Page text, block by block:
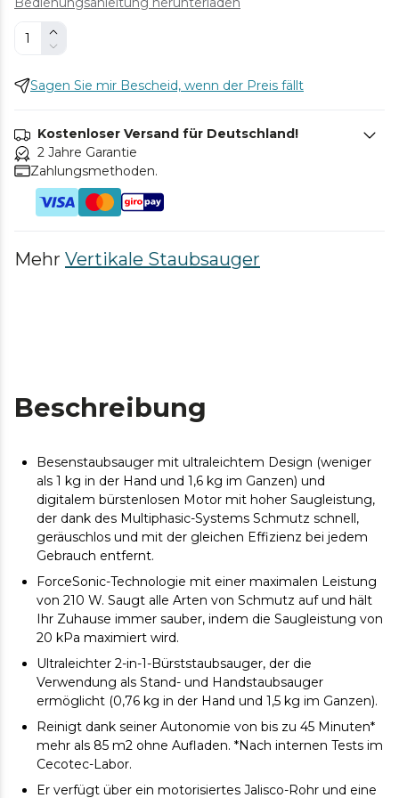
Sagen Sie mir Bescheid, wenn der Preis fällt
Kostenloser Versand für Deutschland!
2 Jahre Garantie
Zahlungsmethoden.
Mehr Vertikale Staubsauger
Beschreibung
Besenstaubsauger mit ultraleichtem Design (weniger
als 1 kg in der Hand und 1,6 kg im Ganzen) und
digitalem bürstenlosen Motor mit hoher Saugleistung,
der dank des Multiphasic-Systems Schmutz schnell,
geräuschlos und mit der gleichen Effizienz bei jedem
Gebrauch entfernt.
ForceSonic-Technologie mit einer maximalen Leistung
von 210 W. Saugt alle Arten von Schmutz auf und hält
Ihr Zuhause immer sauber, indem die Saugleistung von
20 kPa maximiert wird.
Ultraleichter 2-in-1-Bürststaubsauger, der die
Verwendung als Stand- und Handstaubsauger
ermöglicht (0,76 kg in der Hand und 1,5 kg im Ganzen).
Reinigt dank seiner Autonomie von bis zu 45 Minuten*
mehr als 85 m2 ohne Aufladen. *Nach internen Tests im
Cecotec-Labor.
Er verfügt über ein motorisiertes Jalisco-Rohr und eine